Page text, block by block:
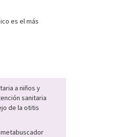
es el más
a niños y
sanitaria
de la otitis
metabuscador